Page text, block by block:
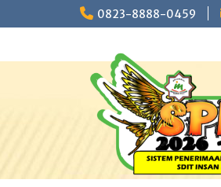
to
0823-8888-0459